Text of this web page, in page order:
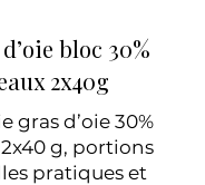
bloc 30%
2x40g
gras d’oie 30%
g, portions
pratiques et